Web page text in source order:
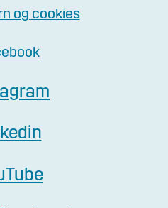
og cookies